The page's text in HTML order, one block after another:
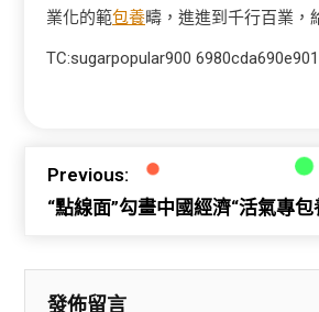
業化的範包養疇，進進到千行百業，
TC:sugarpopular900
Previous:
“點線面”勾畫中國經濟“活氣專
發佈留言